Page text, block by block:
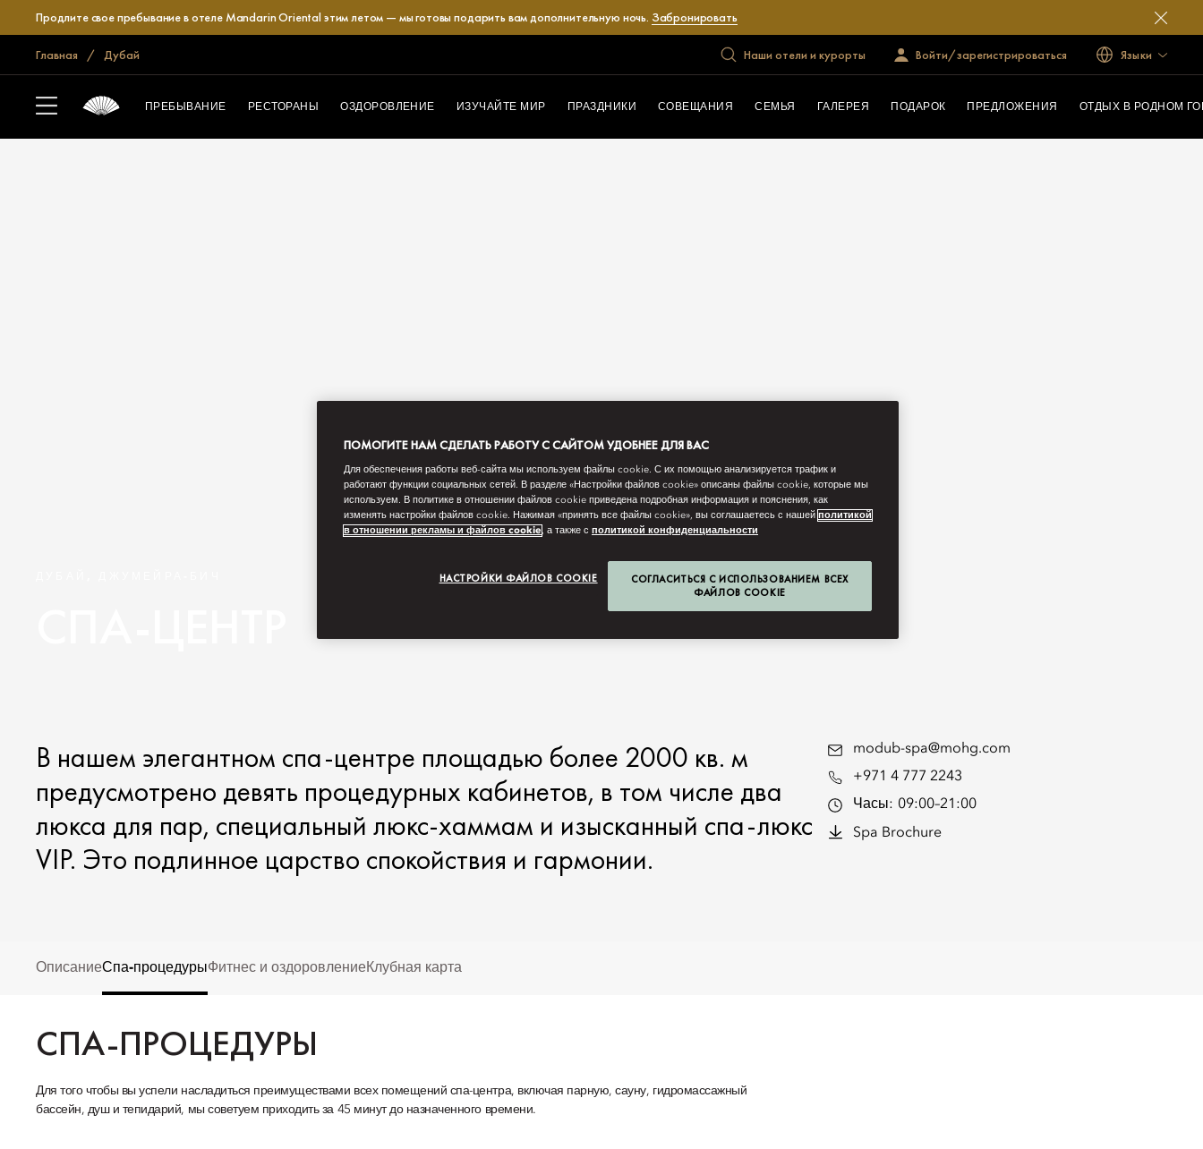
Продлите свое пребывание в отеле Mandarin Oriental этим летом — мы готовы подарить вам дополнительную ночь. Забронировать
Главная Дубай Наши отели и курорты Войти/зарегистрироваться Языки
ПРЕБЫВАНИЕ РЕСТОРАНЫ ОЗДОРОВЛЕНИЕ ИЗУЧАЙТЕ МИР ПРАЗДНИКИ СОВЕЩАНИЯ СЕМЬЯ ГАЛЕРЕЯ ПОДАРОК ПРЕДЛОЖЕНИЯ ОТДЫХ В РОДНОМ
В нашем элегантном спа-центре площадью более 2000 кв. м
предусмотрено девять процедурных кабинетов, в том числе два
люкса для пар, специальный люкс-хаммам и изысканный спа-люкс
VIP. Это подлинное царство спокойствия и гармонии.
modub-spa@mohg.com
+971 4 777 2243
Часы: 09:00–21:00
Spa Brochure
ОписаниеСпа-процедурыФитнес и оздоровлениеКлубная карта
СПА-ПРОЦЕДУРЫ
Для того чтобы вы успели насладиться преимуществами всех помещений спа-центра, включая парную, сауну, гидромассажный
бассейн, душ и тепидарий, мы советуем приходить за 45 минут до назначенного времени.
ПОМОГИТЕ НАМ СДЕЛАТЬ РАБОТУ С САЙТОМ УДОБНЕЕ ДЛЯ ВАС
Для обеспечения работы веб-сайта мы используем файлы cookie. С их помощью анализируется трафик и
работают функции социальных сетей. В разделе «Настройки файлов cookie» описаны файлы cookie, которые мы
используем. В политике в отношении файлов cookie приведена подробная информация и пояснения, как
изменять настройки файлов cookie. Нажимая «принять все файлы cookie», вы соглашаетесь с нашей политикой
в отношении рекламы и файлов cookie, а также с политикой конфиденциальности
НАСТРОЙКИ ФАЙЛОВ COOKIE
СОГЛАСИТЬСЯ С ИСПОЛЬЗОВАНИЕМ ВСЕХ
ФАЙЛОВ COOKIE